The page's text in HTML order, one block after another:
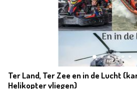
Ter Land, Ter Zee en in de Lucht
Helikopter vliegen)